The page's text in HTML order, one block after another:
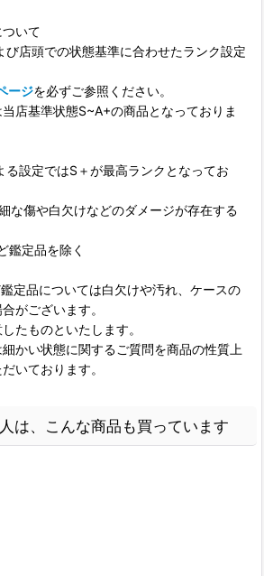
ついて
び店頭での状態基準に合わせたランク設定
ージを必ずご参照ください。
店基準状態S~A+の商品となっておりま
る設定ではS＋が最高ランクとなってお
な傷や白欠けなどのダメージが存在する
鑑定品を除く
定品については白欠けや汚れ、ケースの
がございます。
たものといたします。
かい状態に関するご質問を商品の性質上
いております。
は、こんな商品も買っています